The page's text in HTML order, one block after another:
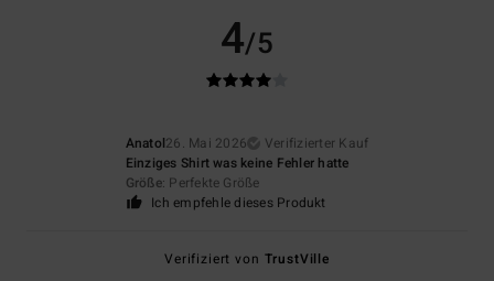
4/5
Anatol26. Mai 2026
Verifizierter Kauf
Einziges Shirt was keine Fehler hatte
Größe: Perfekte Größe
Ich empfehle dieses Produkt
Verifiziert von TrustVille